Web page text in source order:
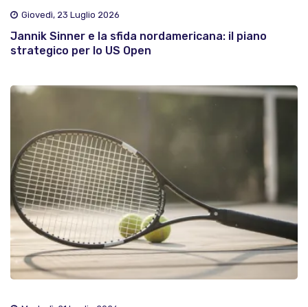
Giovedì, 23 Luglio 2026
Jannik Sinner e la sfida nordamericana: il piano
strategico per lo US Open